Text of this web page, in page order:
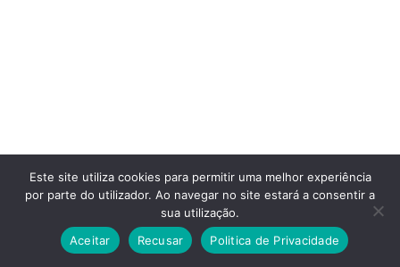
Este site utiliza cookies para permitir uma melhor experiência
por parte do utilizador. Ao navegar no site estará a consentir a
sua utilização.
Aceitar
Recusar Politica de Privacidade